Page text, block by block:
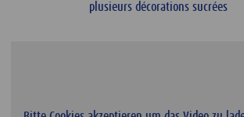
plusieurs décorations sucrées